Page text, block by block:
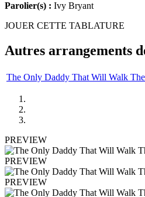
Parolier(s) : Ivy Bryant
JOUER CETTE TABLATURE
Autres arrangements
The Only Daddy That Will Walk
PREVIEW
PREVIEW
PREVIEW